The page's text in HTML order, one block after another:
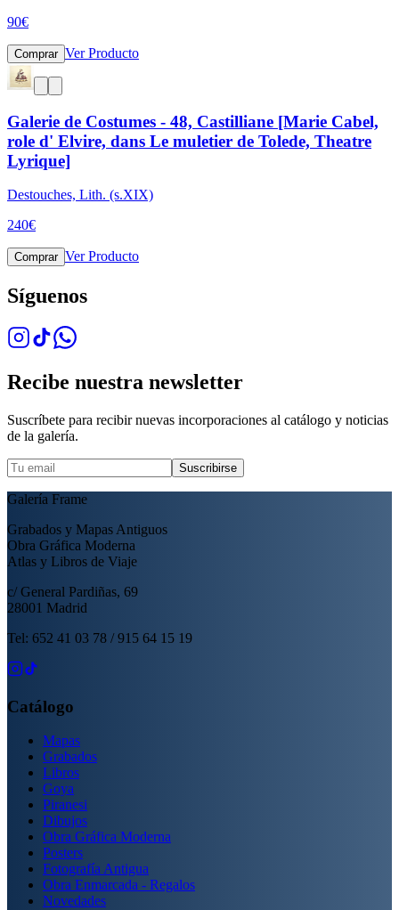
90€
Comprar Ver Producto
Galerie de Costumes - 48, Castilliane [Marie Cabel,
role d' Elvire, dans Le muletier de Tolede, Theatre
Lyrique]
Destouches, Lith. (s.XIX)
240€
Comprar Ver Producto
Síguenos
Recibe nuestra newsletter
Suscríbete para recibir nuevas incorporaciones al catálogo y noticias
de la galería.
Suscribirse
Galería Frame
Grabados y Mapas Antiguos
Obra Gráfica Moderna
Atlas y Libros de Viaje
c/ General Pardiñas, 69
28001 Madrid
Tel: 652 41 03 78 / 915 64 15 19
Catálogo
Mapas
Grabados
Libros
Goya
Piranesi
Dibujos
Obra Gráfica Moderna
Posters
Fotografía Antigua
Obra Enmarcada - Regalos
Novedades